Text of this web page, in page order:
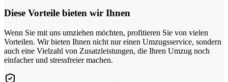
Diese Vorteile bieten wir Ihnen
Wenn Sie mit uns umziehen möchten, profitieren Sie von vielen
Vorteilen. Wir bieten Ihnen nicht nur einen Umzugsservice, sondern
auch eine Vielzahl von Zusatzleistungen, die Ihren Umzug noch
einfacher und stressfreier machen.